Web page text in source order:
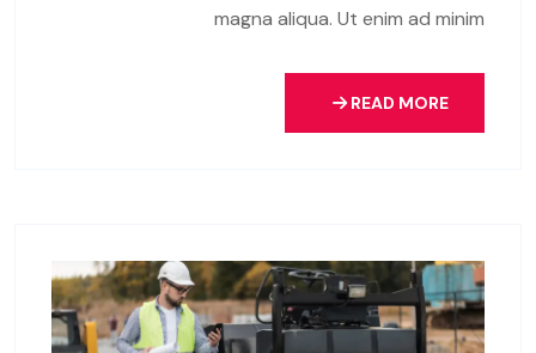
magna aliqua. Ut enim ad minim
READ MORE